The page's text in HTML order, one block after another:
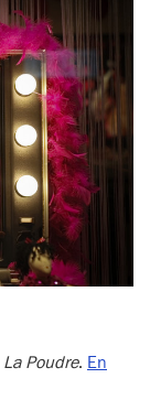
La Poudre. En